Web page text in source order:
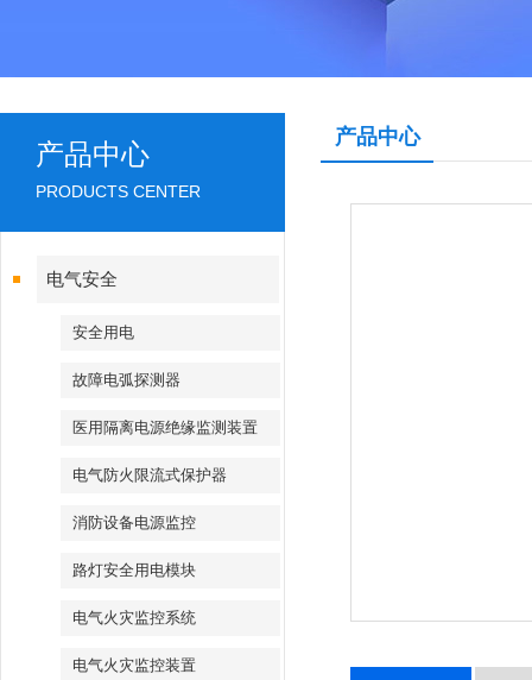
产品中心
PRODUCTS CENTER
电气安全
安全用电
故障电弧探测器
医用隔离电源绝缘监测装置
电气防火限流式保护器
消防设备电源监控
路灯安全用电模块
电气火灾监控系统
电气火灾监控装置
产品中心